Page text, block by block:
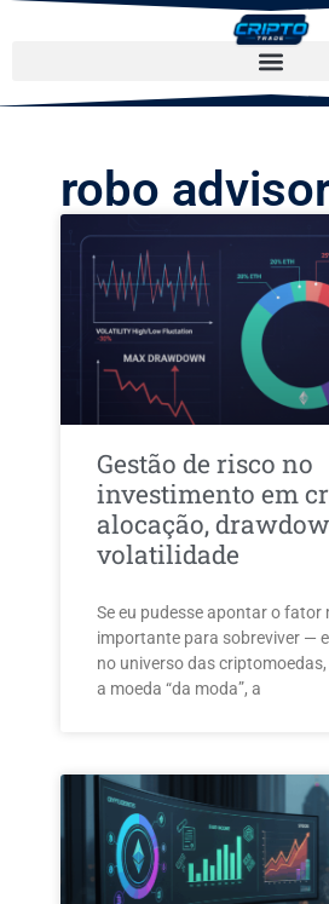
robo
Gestão de risco no
investimento em
alocação,
volatilidade
Se eu pudesse apontar o fator
importante para sobreviver —
no universo das
a moeda “da moda”, a